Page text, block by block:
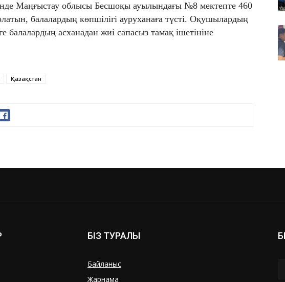
Маңғыстау облысы Бесшоқы ауылындағы №8 мектепте 460
балалардың көпшілігі ауруханаға түсті. Оқушылардың
балалардың асханадан жиі сапасыз тамақ ішетініне
Қазақстан
БІЗ ТУРАЛЫ
Байланыс
Жарнама